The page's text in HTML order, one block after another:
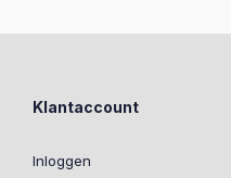
Klantaccount
Inloggen